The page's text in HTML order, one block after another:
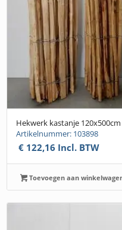
Hekwerk kastanje
Artikelnummer: 103898
€ 122,16 Incl. BTW
Toevoegen aan